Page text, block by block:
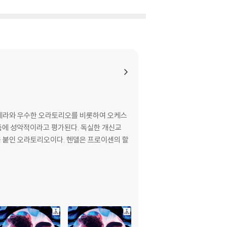
와 우수한 오라토리오를 비롯하여 오케스
성악적이라고 평가된다. 독실한 개신교
. 헨델은 프로이센의 할